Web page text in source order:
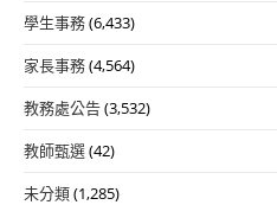
學生事務(6,433)
家長事務(4,564)
教務處公告(3,532)
教師甄選(42)
未分類(1,285)